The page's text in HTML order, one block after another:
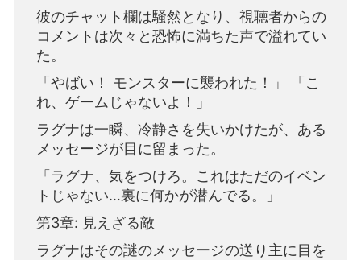
彼のチャット欄は騒然となり、視聴者からの
コメントは次々と恐怖に満ちた声で溢れてい
た。
「やばい！ モンスターに襲われた！」 「こ
れ、ゲームじゃないよ！」
ラグナは一瞬、冷静さを失いかけたが、ある
メッセージが目に留まった。
「ラグナ、気をつけろ。これはただのイベン
トじゃない…裏に何かが潜んでる。」
第3章: 見えざる敵
ラグナはその謎のメッセージの送り主に目を